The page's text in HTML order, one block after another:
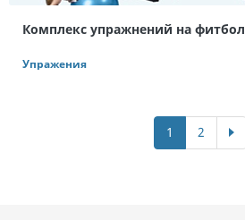
Комплекс упражнений на
Упражения
1 (текущая)
2